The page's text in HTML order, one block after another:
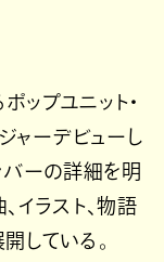
ップユニット・
ャーデビューし
バーの詳細を明
イラスト、物語
している。